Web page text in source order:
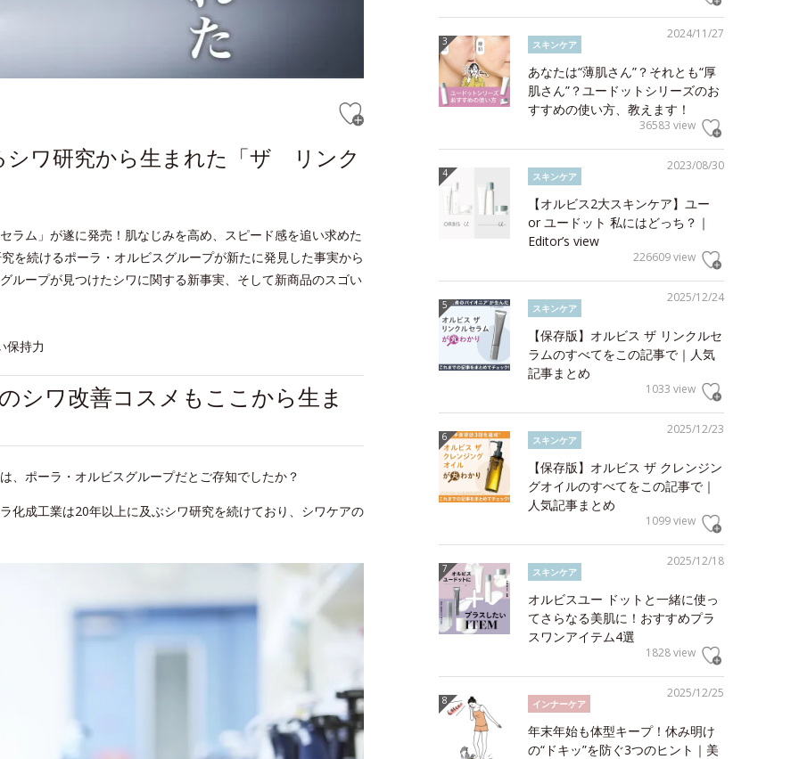
シワ研究から生まれた「ザ リンク
ム」が遂に発売！肌なじみを高め、スピード感を追い求めた
を続けるポーラ・オルビスグループが新たに発見した事実から
ループが見つけたシワに関する新事実、そして新商品のスゴい
保持力
シワ改善コスメもここから生ま
、ポーラ・オルビスグループだとご存知でしたか？
化成工業は20年以上に及ぶシワ研究を続けており、シワケアの
2024/11/27
スキンケア
あなたは“薄肌さん”？それとも“厚
肌さん”？ユードットシリーズのお
すすめの使い方、教えます！
36583 view
2023/08/30
スキンケア
【オルビス2大スキンケア】ユー
or ユードット 私にはどっち？｜
Editor’s view
226609 view
2025/12/24
スキンケア
【保存版】オルビス ザ リンクルセ
ラムのすべてをこの記事で｜人気
記事まとめ
1033 view
2025/12/23
スキンケア
【保存版】オルビス ザ クレンジン
グオイルのすべてをこの記事で｜
人気記事まとめ
1099 view
2025/12/18
スキンケア
オルビスユー ドットと一緒に使っ
てさらなる美肌に！おすすめプラ
スワンアイテム4選
1828 view
2025/12/25
インナーケア
年末年始も体型キープ！休み明け
の“ドキッ”を防ぐ3つのヒント｜美